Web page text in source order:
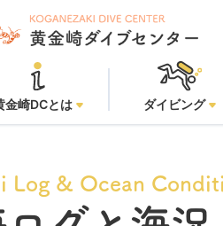
金崎DCとは ダイビング
Log & Ocean